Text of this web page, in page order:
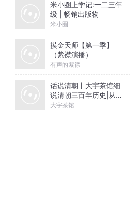
米小圈上学记:一二三年
级 | 畅销出版物
米小圈
摸金天师【第一季】
（紫襟演播）
有声的紫襟
话说清朝丨大宇茶馆细
说清朝三百年历史|从努
尔哈赤到末代皇帝溥仪|
大宇茶馆